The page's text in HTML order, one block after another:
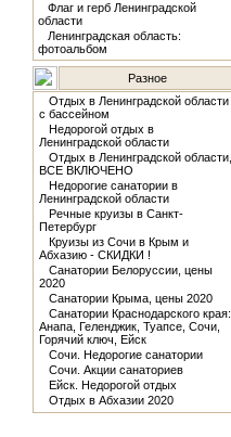
Флаг и герб Ленинградской
области
Ленинградская область:
фотоальбом
Разное
Отдых в Ленинградской области
с бассейном
Недорогой отдых в
Ленинградской области
Отдых в Ленинградской области,
ВСЕ ВКЛЮЧЕНО
Недорогие санатории в
Ленинградской области
Речные круизы в Санкт-
Петербург
Круизы из Сочи в Крым и
Абхазию - СКИДКИ !
Санатории Белоруссии, цены
2020
Санатории Крыма, цены 2020
Санатории Краснодарского края:
Анапа, Геленджик, Туапсе, Сочи,
Горячий ключ, Ейск
Сочи. Недорогие санатории
Сочи. Акции санаториев
Ейск. Недорогой отдых
Отдых в Абхазии 2020